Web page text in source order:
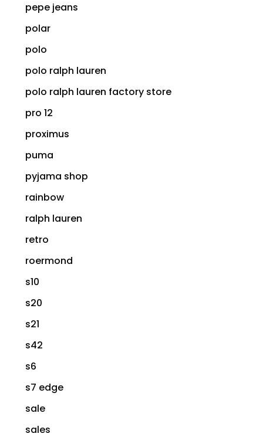
pepe jeans
polar
polo
polo ralph lauren
polo ralph lauren factory store
pro 12
proximus
puma
pyjama shop
rainbow
ralph lauren
retro
roermond
s10
s20
s21
s42
s6
s7 edge
sale
sales